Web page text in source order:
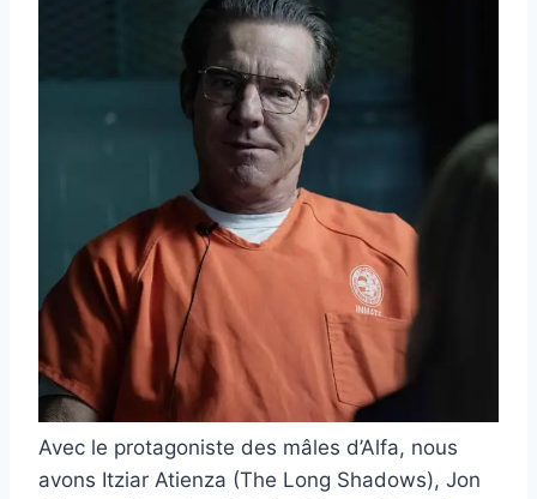
Avec le protagoniste des mâles d’Alfa, nous
avons Itziar Atienza (The Long Shadows), Jon